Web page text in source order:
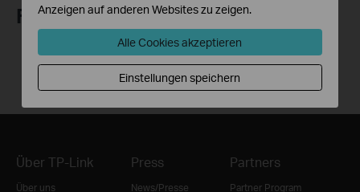
Folge uns
Über TP-Link
Über uns
Press
News/Presse
Partners
Partner Program
Anzeigen auf anderen Websites zu zeigen.
Alle Cookies akzeptieren
Einstellungen speichern